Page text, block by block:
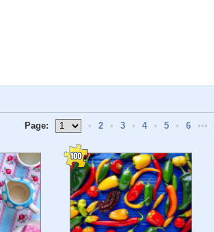
Page: • 2 • 3 • 4 • 5 • 6 •••